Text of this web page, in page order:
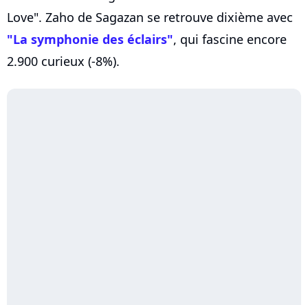
Love". Zaho de Sagazan se retrouve dixième avec
"La symphonie des éclairs", qui fascine encore
2.900 curieux (-8%).